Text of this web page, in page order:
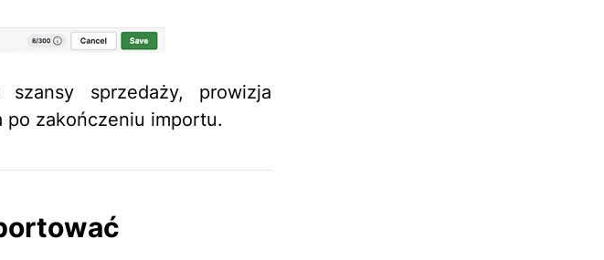
sprzedaży, prowizja
zakończeniu importu.